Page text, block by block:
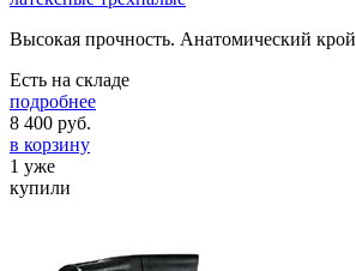
Высокая прочность. Анатомический крой
Есть на складе
подробнее
8 400 руб.
в корзину
1 уже
купили